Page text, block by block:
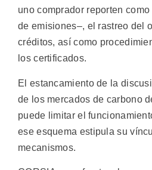
uno comprador reporten
de emisiones–, el rastreo del
créditos, así como
los certificados.
El estancamiento de la
de los mercados de carbono
puede limitar el
ese esquema estipula su
mecanismos.